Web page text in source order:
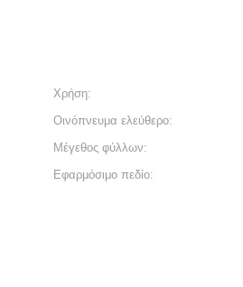
Χρήση:
Οινόπνευμα ελεύθερο:
Μέγεθος φύλλων:
Εφαρμόσιμο πεδίο: